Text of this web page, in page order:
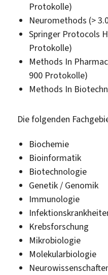
Protokolle)
Neuromethods (>
Springer Protocols
Protokolle)
Methods In
900 Protokolle)
Methods In
Die folgenden
Biochemie
Bioinformatik
Biotechnologie
Genetik / Genomik
Immunologie
Krebsforschung
Mikrobiologie
Molekularbiologie